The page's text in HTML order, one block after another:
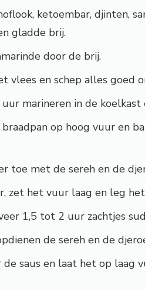
ketoembar, djinten,
gladde brij.
door de brij.
vlees en schep alles goed
marineren in de
op hoog vuur en
toe met de sereh en de
zet het vuur laag en leg
1,5 tot 2 uur zachtjes
de sereh en de
de saus en laat het op laag